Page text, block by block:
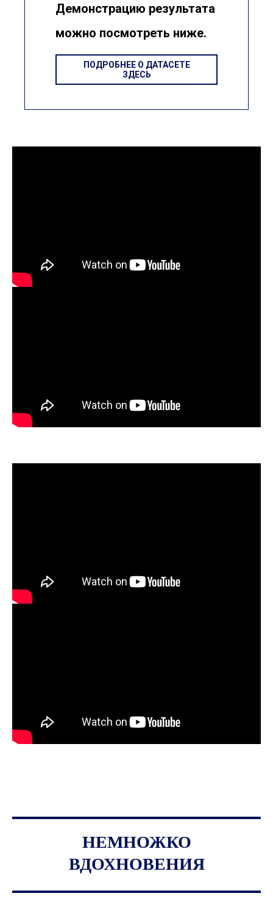
Демонстрацию результата
можно посмотреть ниже.
ПОДРОБНЕЕ О ДАТАСЕТЕ
ЗДЕСЬ
НЕМНОЖКО
ВДОХНОВЕНИЯ